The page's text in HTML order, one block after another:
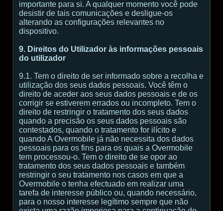
importante para si. A qualquer momento você pode
desistir de tais comunicações e desligue-os
alterando as configurações relevantes no
dispositivo.
9. Direitos do Utilizador às informações pessoais
do utilizador
9.1. Tem o direito de ser informado sobre a recolha e
utilização dos seus dados pessoais. Você têm o
direito de aceder aos seus dados pessoais e de os
corrigir se estiverem errados ou incompleto. Tem o
direito de restringir o tratamento dos seus dados
quando a precisão os seus dados pessoais são
contestados, quando o tratamento for ilícito e
quando A Overmobile já não necessita dos dados
pessoais para os fins para os quais a Overmobile
tem processou-o. Tem o direito de se opor ao
tratamento dos seus dados pessoais e também
restringir o seu tratamento nos casos em que a
Overmobile o tenha efectuado em realizar uma
tarefa de interesse público ou, quando necessário,
para o nosso interesse legítimo sempre que não